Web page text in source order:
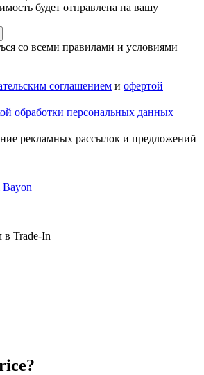
будет отправлена на вашу
со всеми правилами и условиями
соглашением и офертой
обработки персональных данных
рекламных рассылок и предложений
Trade‑In